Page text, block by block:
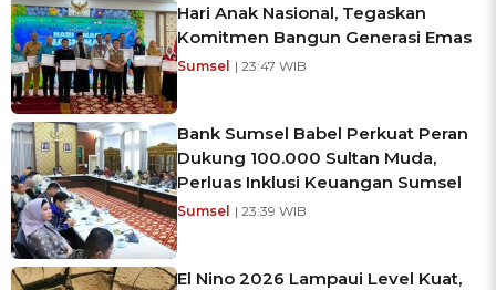
Hari Anak Nasional, Tegaskan
Komitmen Bangun Generasi Emas
Sumsel | 23:47 WIB
Bank Sumsel Babel Perkuat Peran
Dukung 100.000 Sultan Muda,
Perluas Inklusi Keuangan Sumsel
Sumsel | 23:39 WIB
El Nino 2026 Lampaui Level Kuat,